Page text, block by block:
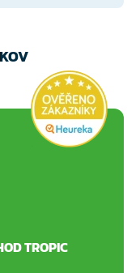
TROPIC